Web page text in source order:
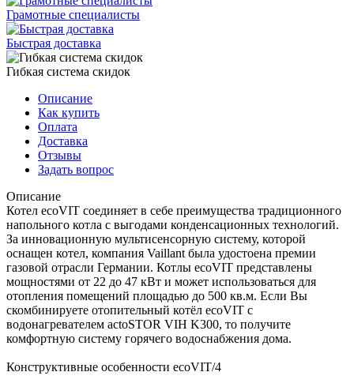
Грамотные специалисты
Быстрая доставка
Гибкая система скидок
Описание
Как купить
Оплата
Доставка
Отзывы
Задать вопрос
Описание
Котел ecoVIT соединяет в себе преимущества традиционного
напольного котла с выгодами конденсационных технологий.
За инновационную мультисенсорную систему, которой
оснащен котел, компания Vaillant была удостоена премии
газовой отрасли Германии. Котлы ecoVIT представлены
мощностями от 22 до 47 кВт и может использоваться для
отопления помещений площадью до 500 кв.м. Если Вы
скомбинируете отопительный котёл ecoVIT с
водонагревателем actoSTOR VIH K300, то получите
комфортную систему горячего водоснабжения дома.
Конструктивные особенности ecoVIT/4